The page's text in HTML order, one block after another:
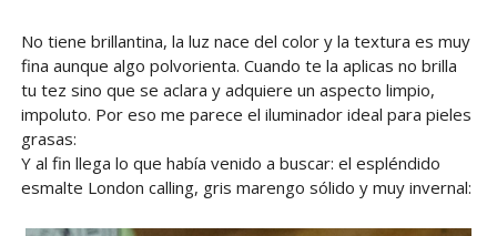
No tiene brillantina, la luz nace del color y la textura es muy
fina aunque algo polvorienta. Cuando te la aplicas no brilla
tu tez sino que se aclara y adquiere un aspecto limpio,
impoluto. Por eso me parece el iluminador ideal para pieles
grasas:
Y al fin llega lo que había venido a buscar: el espléndido
esmalte London calling, gris marengo sólido y muy invernal: